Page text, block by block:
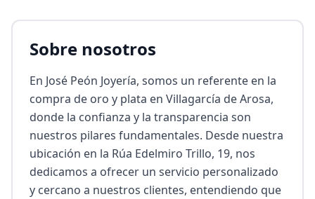
Sobre nosotros
En José Peón Joyería, somos un referente en la
compra de oro y plata en Villagarcía de Arosa,
donde la confianza y la transparencia son
nuestros pilares fundamentales. Desde nuestra
ubicación en la Rúa Edelmiro Trillo, 19, nos
dedicamos a ofrecer un servicio personalizado
y cercano a nuestros clientes, entendiendo que